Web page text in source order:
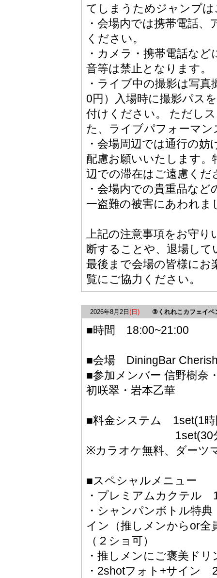
てしまうためジャンプ
・会場内では携帯電話
ください。
・カメラ・携帯電話な
音等は禁止となります。
・ライブ中の撮影は写
0円）入場時に撮影パス
付けください。 ただし
た、ライブパフォーマ
・会場周辺では通行の
配慮お願いいたします。
辺での滞在はご遠慮くだ
・会場内での貴重品な
一盗難の被害にあわれ
上記の注意事項をお守
断することや、退場し
最後まで会場の皆様にお
覧にご協力ください。
2026年8月2日 (日) ③くれれこカフェイベ
■時間 18:00~21:00
■会場 DiningBar
■参加メンバー 信野樹奈
初咲翠・岩本乙華
■料金システム 1set(1時
1set(30分
※カラオケ無料、ダーツ
■スペシャルメニュー
・プレミアムカクテル
・シャンパンボトル特
イン（推しメンからor全
（２ショ可）
・推しメンにご褒美ド
・2shotフォト+サイン